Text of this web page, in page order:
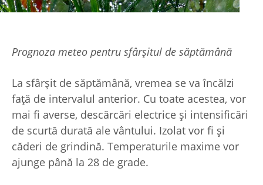
Prognoza meteo pentru sfârşitul de săptămână
La sfârşit de săptămână, vremea se va încălzi
faţă de intervalul anterior. Cu toate acestea, vor
mai fi averse, descărcări electrice şi intensificări
de scurtă durată ale vântului. Izolat vor fi şi
căderi de grindină. Temperaturile maxime vor
ajunge până la 28 de grade.